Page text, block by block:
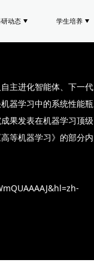
动态 学生培养
主进化智能体、下一代
器学习中的系统性能瓶
果发表在机器学习顶级
等机器学习》的部分内